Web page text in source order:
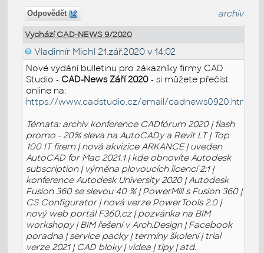
Odpovědět archiv
Vychází CAD-NEWS 9/2020
Vladimír Michl 21.zář.2020 v 14:02
Nové vydání bulletinu pro zákazníky firmy CAD
Studio - CAD-News Září 2020 - si můžete přečíst
online na:
https://www.cadstudio.cz/email/cadnews0920.htm
Témata: archiv konference CADfórum 2020 | flash
promo - 20% sleva na AutoCADy a Revit LT | Top
100 IT firem | nová akvizice ARKANCE | uveden
AutoCAD for Mac 2021.1 | kde obnovíte Autodesk
subscription | výměna plovoucích licencí 2:1 |
konference Autodesk University 2020 | Autodesk
Fusion 360 se slevou 40 % | PowerMill s Fusion 360 |
CS Configurator | nová verze PowerTools 2.0 |
nový web portál F360.cz | pozvánka na BIM
workshopy | BIM řešení v Arch.Design | Facebook
poradna | service packy | termíny školení | trial
verze 2021 | CAD bloky | videa | tipy | atd.